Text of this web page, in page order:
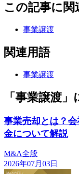
この記事に関
事業譲渡
関連用語
事業譲渡
「事業譲渡
事業売却とは？
金について解説
M&A全般
2026年07月03日